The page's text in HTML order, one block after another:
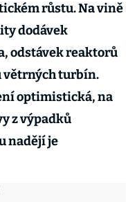
růstu. Na vině
dodávek
odstávek reaktorů
větrných turbín.
optimistická, na
z výpadků
nadějí je